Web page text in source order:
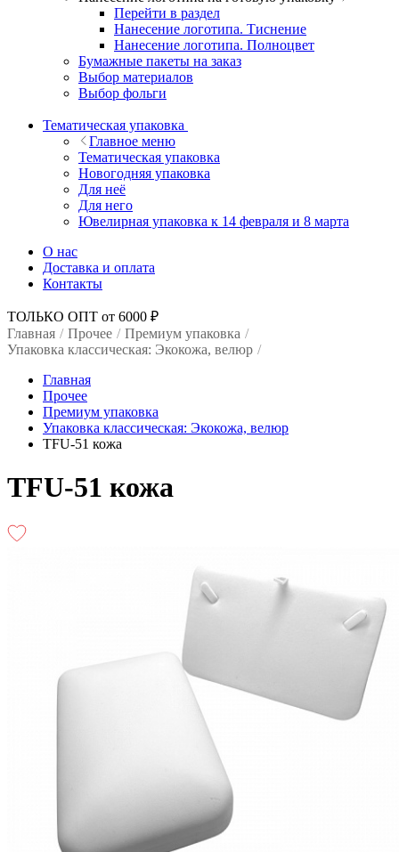
Перейти в раздел
Нанесение логотипа. Тиснение
Нанесение логотипа. Полноцвет
Бумажные пакеты на заказ
Выбор материалов
Выбор фольги
Тематическая упаковка
Главное меню
Тематическая упаковка
Новогодняя упаковка
Для неё
Для него
Ювелирная упаковка к 14 февраля и 8 марта
О нас
Доставка и оплата
Контакты
ТОЛЬКО ОПТ от 6000 ₽
Главная / Прочее / Премиум упаковка /
Упаковка классическая: Экокожа, велюр /
Главная
Прочее
Премиум упаковка
Упаковка классическая: Экокожа, велюр
TFU-51 кожа
TFU-51 кожа